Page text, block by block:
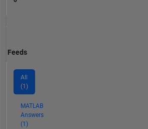
Feeds
All
(1)
MATLAB
Answers
(1)